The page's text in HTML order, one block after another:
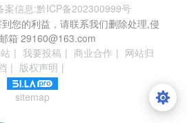
案信息:黔ICP备202300999号
您的利益，请联系我们删除处理,侵
箱 29160@163.com
| 我要投稿 | 商业合作 | 网站归
| 版权声明 |
sitemap